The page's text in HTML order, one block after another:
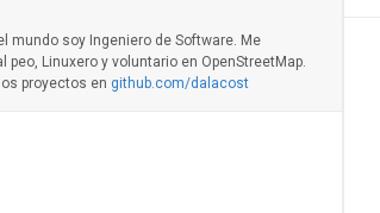
mundo soy Ingeniero de Software. Me
Linuxero y voluntario en OpenStreetMap.
proyectos en github.com/dalacost